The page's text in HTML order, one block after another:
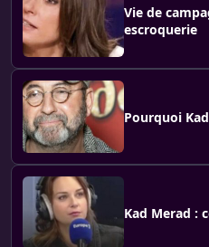
Vie de
escroquerie
Pourquoi
Kad Merad :